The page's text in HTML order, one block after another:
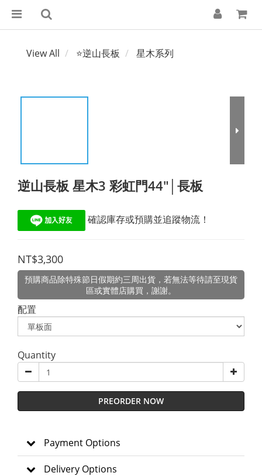
View All ⭐逆山長板 星木系列
逆山長板 星木3 彩虹門44"│長板
確認庫存或預購並追蹤物流！
NT$3,300
預購商品除特殊節日假期約三周出貨，若無法等待請至現貨
區或實體店購買，謝謝。
配置
Quantity
PREORDER NOW
Payment Options
Delivery Options